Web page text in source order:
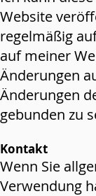
Website
regelmäßig
auf meiner
Änderungen
Änderungen
gebunden zu
Kontakt
Wenn Sie
Verwendung